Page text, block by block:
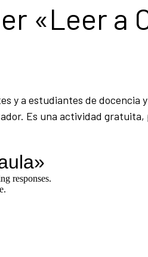
«Leer a
y a estudiantes de docencia
Es una actividad